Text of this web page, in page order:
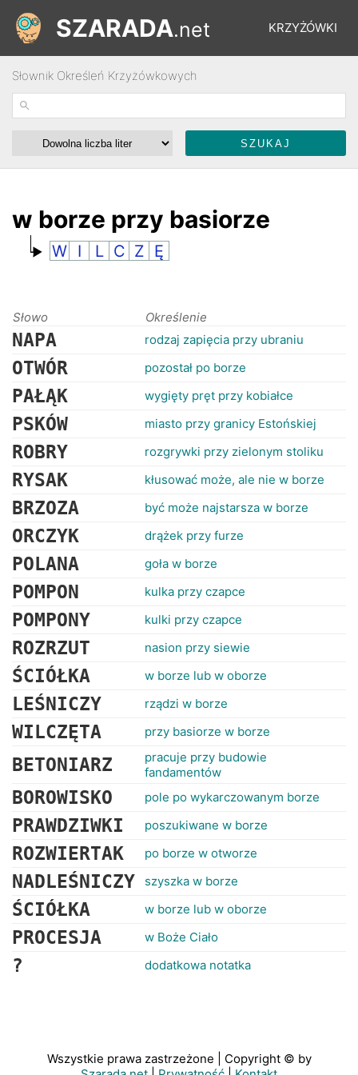
KRZYŻÓWKI
ŁAMIGŁÓWKI
SZARADA.net
Słownik Określeń Krzyżówkowych
w borze przy basiorze
W I L C Z Ę
Słowo Określenie
NAPA rodzaj zapięcia przy ubraniu
OTWÓR pozostał po borze
PAŁĄK wygięty pręt przy kobiałce
PSKÓW miasto przy granicy Estońskiej
ROBRY rozgrywki przy zielonym stoliku
RYSAK kłusować może, ale nie w borze
BRZOZA być może najstarsza w borze
ORCZYK drążek przy furze
POLANA goła w borze
POMPON kulka przy czapce
POMPONY kulki przy czapce
ROZRZUT nasion przy siewie
ŚCIÓŁKA w borze lub w oborze
LEŚNICZY rządzi w borze
WILCZĘTA przy basiorze w borze
BETONIARZ
pracuje przy budowie
fandamentów
BOROWISKO pole po wykarczowanym borze
PRAWDZIWKI poszukiwane w borze
ROZWIERTAK po borze w otworze
NADLEŚNICZY szyszka w borze
ŚCIÓŁKA w borze lub w oborze
PROCESJA w Boże Ciało
? dodatkowa notatka
Wszystkie prawa zastrzeżone | Copyright © by